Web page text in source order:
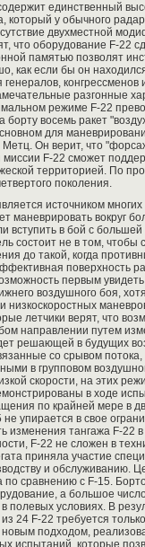
единственный
который у обычного
двухместной
что оборудование F-22
памятью позволят
как если бы он
разгонные
режиме F-22
восемь ракет
для
Он верит, что
F-22 сможет
территорией. По
поколения.
источником
маневрировать вокруг
вступить в бой с большей
состоит не в том,
до такой, когда
поверхность
первым
воздушного боя,
летчики верят, что
направлении путем
решающей в будущих
со срывом
в групповом
скорости, на этих
в ходе
по крайней мере в
упирается в свое
изменения тангажа F-22
F-22 не сложен в
приняла участие
и
сравнению с F-15.
а большое
полевых условиях. В
24 F-22 требуется
подходом,